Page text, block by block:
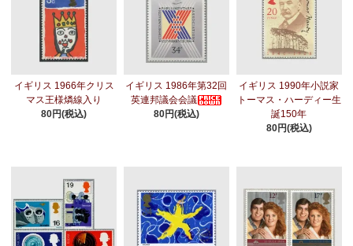
イギリス 1966年クリス
マス王様燐線入り
80円(税込)
イギリス 1986年第32回
英連邦議会会議
80円(税込)
イギリス 1990年小説家
トーマス・ハーディー生
誕150年
80円(税込)